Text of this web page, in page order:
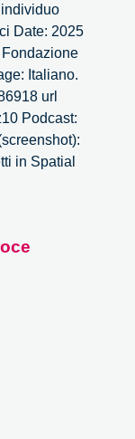
Date: 2025
Italiano.
url
Podcast:
in Spatial